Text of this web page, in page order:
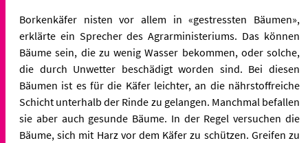
Borkenkäfer nisten vor allem in «gestressten Bäumen»,
erklärte ein Sprecher des Agrarministeriums. Das können
Bäume sein, die zu wenig Wasser bekommen, oder solche,
die durch Unwetter beschädigt worden sind. Bei diesen
Bäumen ist es für die Käfer leichter, an die nährstoffreiche
Schicht unterhalb der Rinde zu gelangen. Manchmal befallen
sie aber auch gesunde Bäume. In der Regel versuchen die
Bäume, sich mit Harz vor dem Käfer zu schützen. Greifen zu